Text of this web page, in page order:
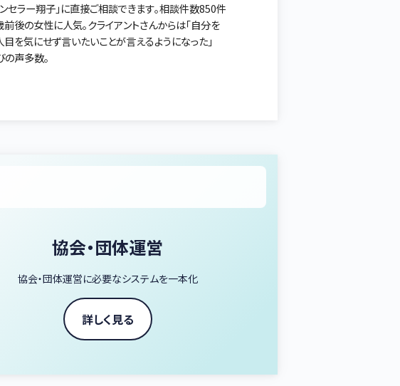
セラー翔子」に直接ご相談できます。相談件数850件
後の女性に人気。クライアントさんからは「自分を
を気にせず言いたいことが言えるようになった」
声多数。
協会・団体運営
協会・団体運営に必要なシステムを一本化
詳しく見る